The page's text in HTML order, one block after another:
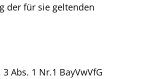
der für sie geltenden
Abs. 1 Nr.1 BayVwVfG